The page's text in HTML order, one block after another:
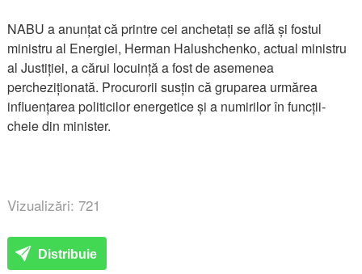
NABU a anunțat că printre cei anchetați se află și fostul
ministru al Energiei, Herman Halushchenko, actual ministru
al Justiției, a cărui locuință a fost de asemenea
percheziționată. Procurorii susțin că gruparea urmărea
influențarea politicilor energetice și a numirilor în funcții-
cheie din minister.
Vizualizări: 721
Distribuie